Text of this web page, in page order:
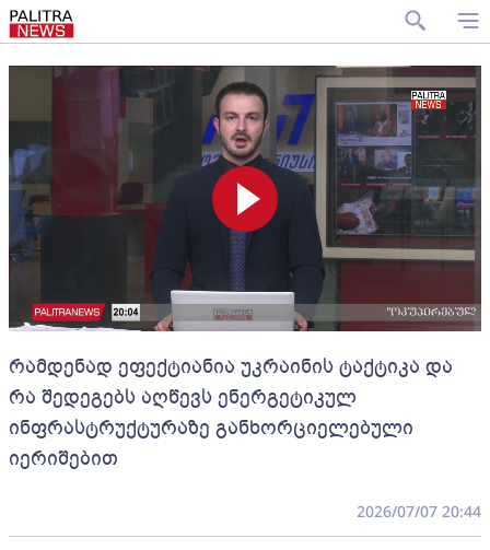
რამდენად ეფექტიანია უკრაინის ტაქტიკა და
რა შედეგებს აღწევს ენერგეტიკულ
ინფრასტრუქტურაზე განხორციელებული
იერიშებით
2026/07/07 20:44